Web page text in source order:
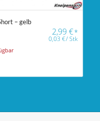
– gelb
2,99€*
0,03€/Stk